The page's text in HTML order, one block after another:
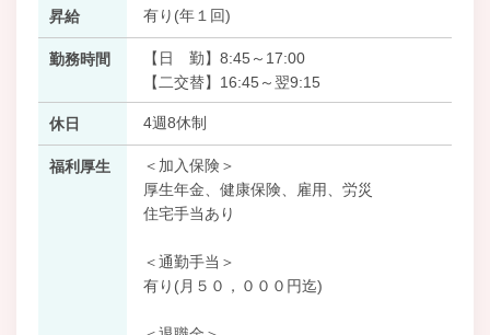
昇給 有り(年１回)
勤務時間
【日 勤】8:45～17:00
【二交替】16:45～翌9:15
休日 4週8休制
福利厚生
＜加入保険＞
厚生年金、健康保険、雇用、労災
住宅手当あり
＜通勤手当＞
有り(月５０，０００円迄)